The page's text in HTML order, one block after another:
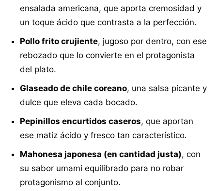
ensalada americana, que aporta cremosidad y
un toque ácido que contrasta a la perfección.
Pollo frito crujiente, jugoso por dentro, con ese
rebozado que lo convierte en el protagonista
del plato.
Glaseado de chile coreano, una salsa picante y
dulce que eleva cada bocado.
Pepinillos encurtidos caseros, que aportan
ese matiz ácido y fresco tan característico.
Mahonesa japonesa (en cantidad justa), con
su sabor umami equilibrado para no robar
protagonismo al conjunto.